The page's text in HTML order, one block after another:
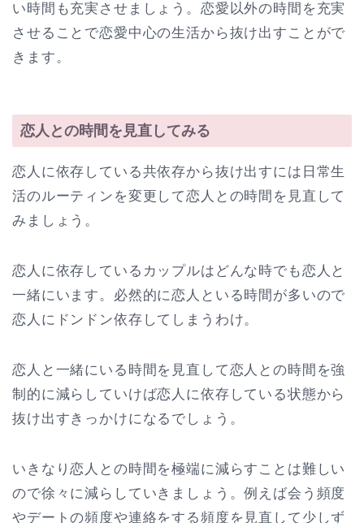
い時間も充実させましょう。恋愛以外の時間を充実
させることで恋愛中心の生活から抜け出すことがで
きます。
恋人との時間を見直してみる
恋人に依存している共依存から抜け出すには日常生
活のルーティンを変更して恋人との時間を見直して
みましょう。
恋人に依存しているカップルはどんな時でも恋人と
一緒にいます。必然的に恋人といる時間が多いので
恋人にドンドン依存してしまうわけ。
恋人と一緒にいる時間を見直して恋人との時間を強
制的に減らしていけば恋人に依存している状態から
抜け出すきっかけになるでしょう。
いきなり恋人との時間を極端に減らすことは難しい
ので徐々に減らしていきましょう。例えば会う頻度
やデートの頻度や連絡をする頻度を見直して少しず